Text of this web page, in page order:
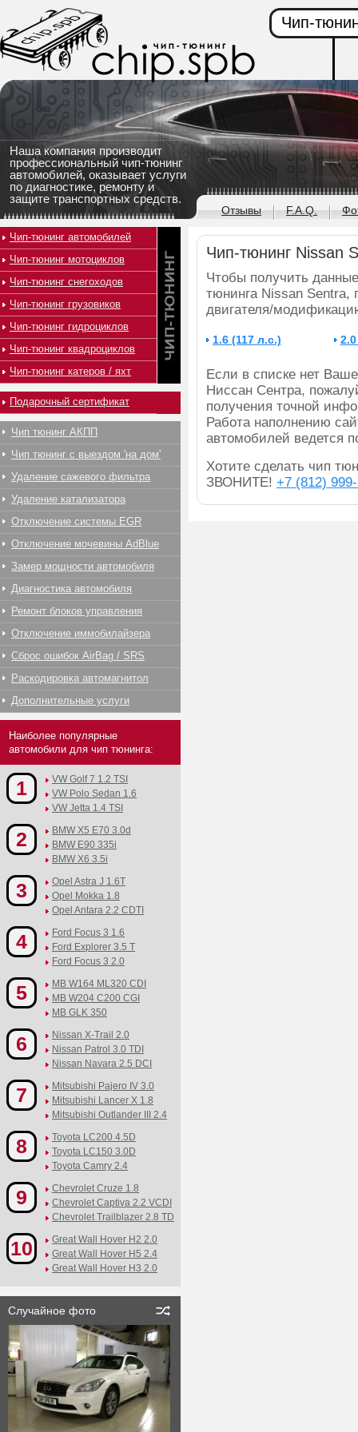
Наша компания производит
профессиональный чип-тюнинг
автомобилей, оказывает услуги
по диагностике, ремонту и
защите транспортных средств.
Чип-
Отзывы F.A.Q.
Чип-тюнинг Nissan
Чтобы получить
тюнинга Nissan Sentra,
двигателя/
1.6 (117 л.с.)
Если в списке нет
Ниссан Сентра,
получения точной
Работа наполнению
автомобилей ведется
Хотите сделать чип
ЗВОНИТЕ! +7 (812)
Чип-тюнинг автомобилей
Чип-тюнинг мотоциклов
Чип-тюнинг снегоходов
Чип-тюнинг грузовиков
Чип-тюнинг гидроциклов
Чип-тюнинг квадроциклов
Чип-тюнинг катеров / яхт
Подарочный сертификат
Чип тюнинг АКПП
Чип тюнинг с выездом 'на дом'
Удаление сажевого фильтра
Удаление катализатора
Отключение системы EGR
Отключение мочевины AdBlue
Замер мощности автомобиля
Диагностика автомобиля
Ремонт блоков управления
Отключение иммобилайзера
Сброс ошибок AirBag / SRS
Раскодировка автомагнитол
Дополнительные услуги
Наиболее популярные
автомобили для чип тюнинга:
1
VW Golf 7 1.2 TSI
VW Polo Sedan 1.6
VW Jetta 1.4 TSI
2
BMW X5 E70 3.0d
BMW E90 335i
BMW X6 3.5i
3
Opel Astra J 1.6T
Opel Mokka 1.8
Opel Antara 2.2 CDTI
4
Ford Focus 3 1.6
Ford Explorer 3.5 T
Ford Focus 3 2.0
5
MB W164 ML320 CDI
MB W204 C200 CGI
MB GLK 350
6
Nissan X-Trail 2.0
Nissan Patrol 3.0 TDI
Nissan Navara 2.5 DCI
7
Mitsubishi Pajero IV 3.0
Mitsubishi Lancer X 1.8
Mitsubishi Outlander III 2.4
8
Toyota LC200 4.5D
Toyota LC150 3.0D
Toyota Camry 2.4
9
Chevrolet Cruze 1.8
Chevrolet Captiva 2.2 VCDI
Chevrolet Trailblazer 2.8 TD
10
Great Wall Hover H2 2.0
Great Wall Hover H5 2.4
Great Wall Hover H3 2.0
Случайное фото